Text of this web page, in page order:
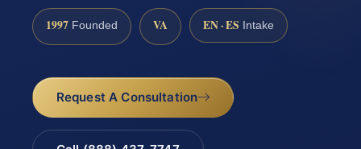
1997 Founded VA EN · ES Intake
Request A Consultation